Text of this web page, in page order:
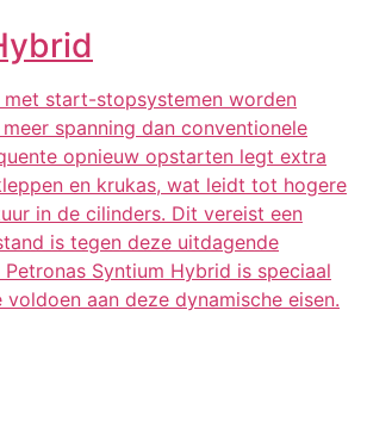
start-stopsystemen worden
spanning dan conventionele
opnieuw opstarten legt extra
en krukas, wat leidt tot hogere
in de cilinders. Dit vereist een
is tegen deze uitdagende
Syntium Hybrid is speciaal
aan deze dynamische eisen.